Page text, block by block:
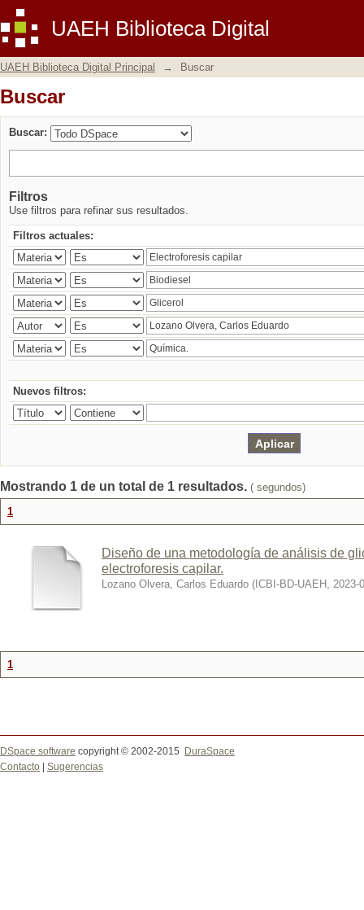
UAEH Biblioteca Digital
Buscar
UAEH Biblioteca Digital Principal → Buscar
Buscar
Buscar:
Filtros
Use filtros para refinar sus resultados.
Filtros actuales:
Nuevos filtros:
Mostrando 1 de un total de 1 resultados. ( segundos)
1
Diseño de una metodología de análisis de
electroforesis capilar.
Lozano Olvera, Carlos Eduardo ( ICBI-BD-UAEH , 2023-
1
DSpace software copyright © 2002-2015
DuraSpace
Contacto
Sugerencias